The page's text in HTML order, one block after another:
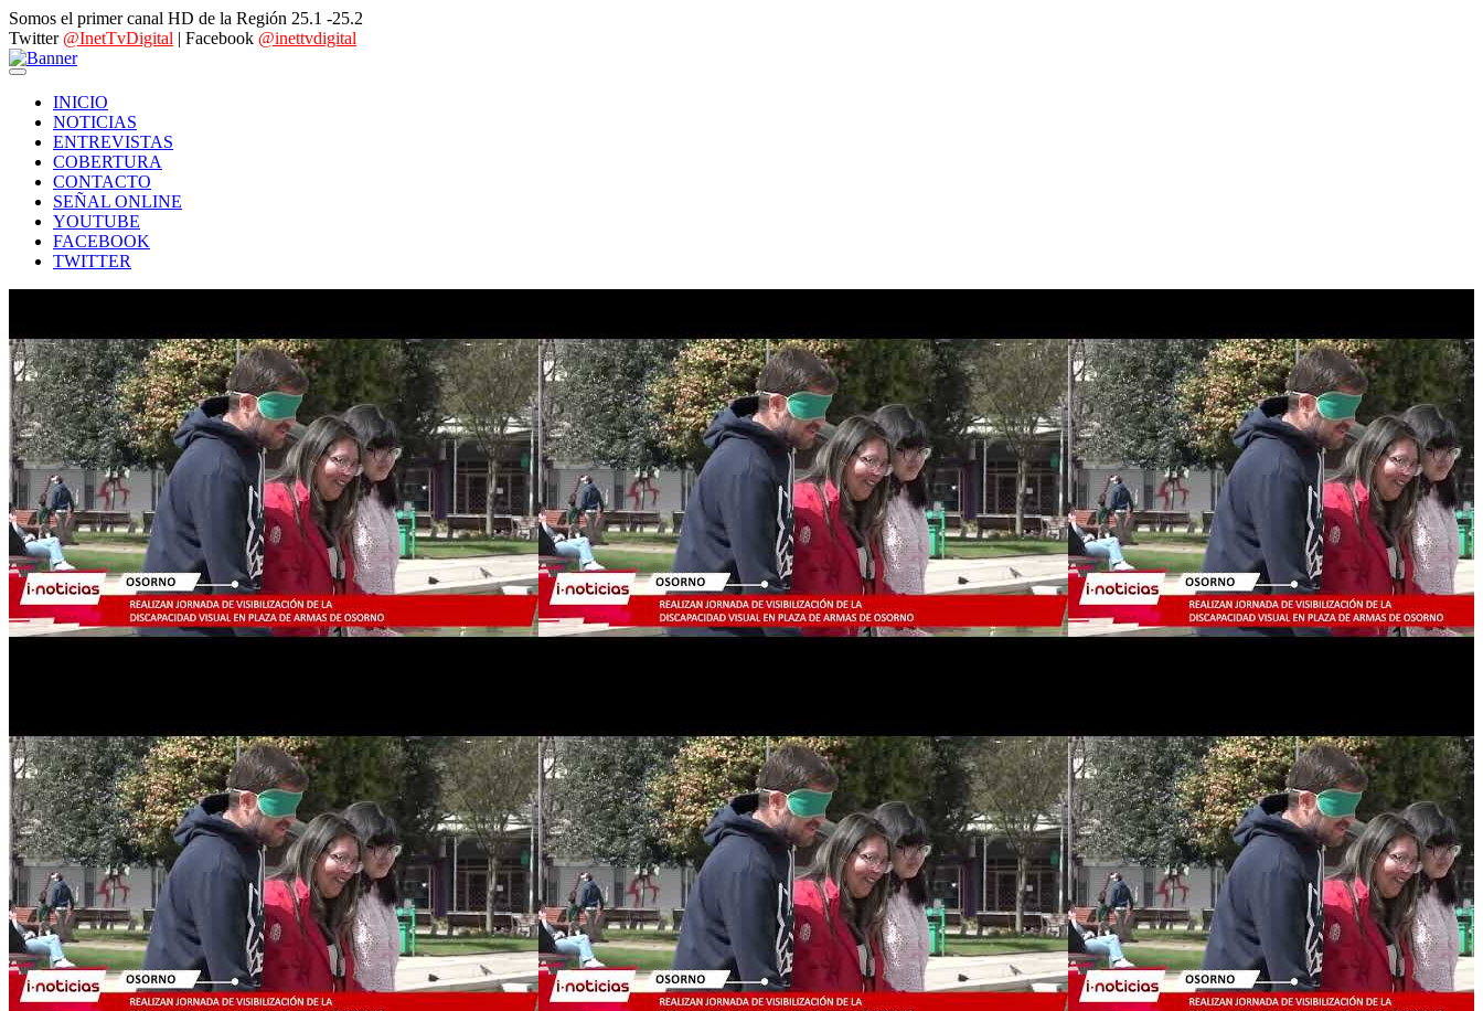
Somos el primer canal HD de la Región 25.1 -25.2
Twitter @InetTvDigital | Facebook @inettvdigital
INICIO
NOTICIAS
ENTREVISTAS
COBERTURA
CONTACTO
SEÑAL ONLINE
YOUTUBE
FACEBOOK
TWITTER